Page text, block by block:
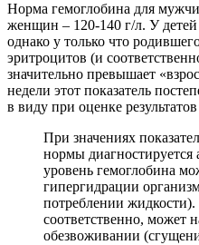
Норма гемоглобина для
женщин – 120-140 г/л. У детей
однако у только что
эритроцитов (и
значительно превышает
недели этот показатель
в виду при оценке
При значениях
нормы
уровень гемоглобина
гипергидрации
потреблении
соответственно, может
обезвоживании